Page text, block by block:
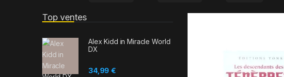
Top ventes
Alex Kidd in Miracle World
DX
34,99€